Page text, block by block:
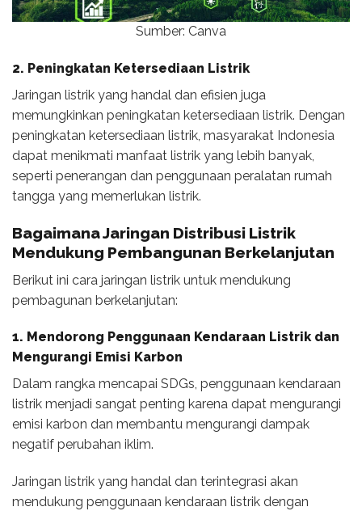
Sumber: Canva
2. Peningkatan Ketersediaan Listrik
Jaringan listrik yang handal dan efisien juga
memungkinkan peningkatan ketersediaan listrik. Dengan
peningkatan ketersediaan listrik, masyarakat Indonesia
dapat menikmati manfaat listrik yang lebih banyak,
seperti penerangan dan penggunaan peralatan rumah
tangga yang memerlukan listrik.
BagaimanaJaringan Distribusi Listrik
Mendukung Pembangunan Berkelanjutan
Berikut ini cara jaringan listrik untuk mendukung
pembagunan berkelanjutan:
1. Mendorong Penggunaan Kendaraan Listrik dan
Mengurangi Emisi Karbon
Dalam rangka mencapai SDGs, penggunaan kendaraan
listrik menjadi sangat penting karena dapat mengurangi
emisi karbon dan membantu mengurangi dampak
negatif perubahan iklim.
Jaringan listrik yang handal dan terintegrasi akan
mendukung penggunaan kendaraan listrik dengan